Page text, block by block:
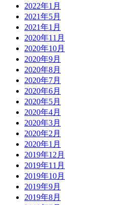
2022年1月
2021年5月
2021年1月
2020年11月
2020年10月
2020年9月
2020年8月
2020年7月
2020年6月
2020年5月
2020年4月
2020年3月
2020年2月
2020年1月
2019年12月
2019年11月
2019年10月
2019年9月
2019年8月